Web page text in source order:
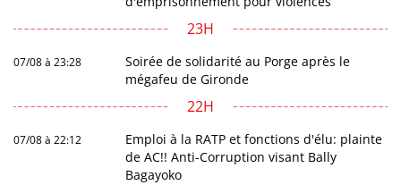
23H
07/08 à 23:28
Soirée de solidarité au Porge après le
mégafeu de Gironde
22H
07/08 à 22:12
Emploi à la RATP et fonctions d'élu: plainte
de AC!! Anti-Corruption visant Bally
Bagayoko